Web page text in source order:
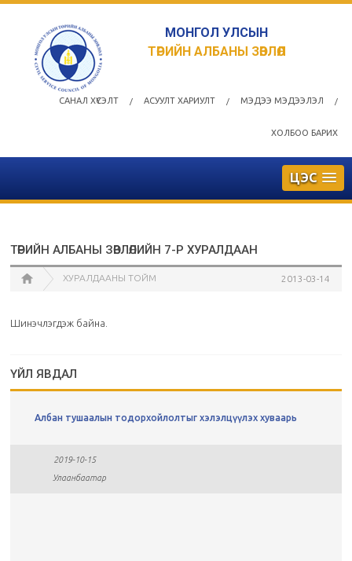
МОНГОЛ УЛСЫН
ТӨРИЙН АЛБАНЫ ЗӨВЛӨЛ
САНАЛ ХҮСЭЛТ / АСУУЛТ ХАРИУЛТ / МЭДЭЭ МЭДЭЭЛЭЛ /
ХОЛБОО БАРИХ
ЦЭС
ТӨРИЙН АЛБАНЫ ЗӨВЛӨЛИЙН 7-Р ХУРАЛДААН
ХУРАЛДААНЫ ТОЙМ 2013-03-14
Шинэчлэгдэж байна.
ҮЙЛ ЯВДАЛ
Албан тушаалын тодорхойлолтыг хэлэлцүүлэх хуваарь
2019-10-15
Улаанбаатар